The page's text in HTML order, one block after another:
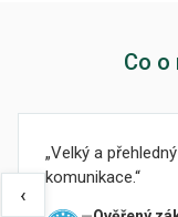
Co o
‹
Velký a
komunikace.